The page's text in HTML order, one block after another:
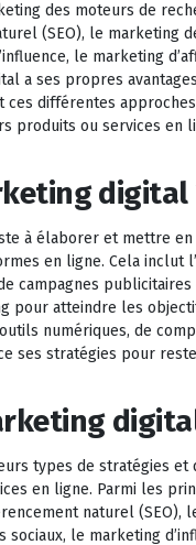
des moteurs de
(SEO), le marketing
le marketing
a ses propres
ces différentes
produits ou services en
digital
à élaborer et mettre
en ligne. Cela inclut
campagnes publicitaires
pour atteindre les
numériques, de
ses stratégies pour
types de stratégies et
en ligne. Parmi les
naturel (SEO),
le marketing